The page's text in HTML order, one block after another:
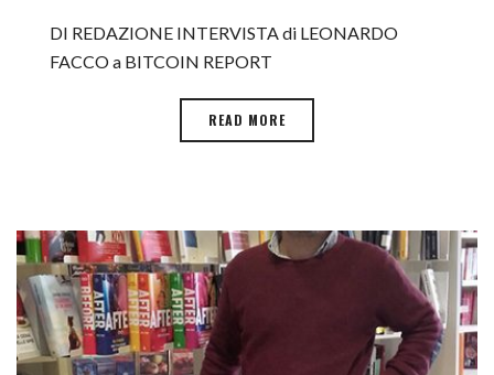
DI REDAZIONE INTERVISTA di LEONARDO
FACCO a BITCOIN REPORT
READ MORE